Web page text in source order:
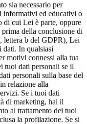
sia necessario per
informativi ed educativi o
di cui Lei è parte, oppure
prima della conclusione di
lettera b del GDPR), Lei
dati. In qualsiasi
motivi connessi alla tua
tuoi dati personali se il
personali sulla base del
relazione alla
Se i tuoi dati
di marketing, hai il
al trattamento dei tuoi
la profilazione. Se si